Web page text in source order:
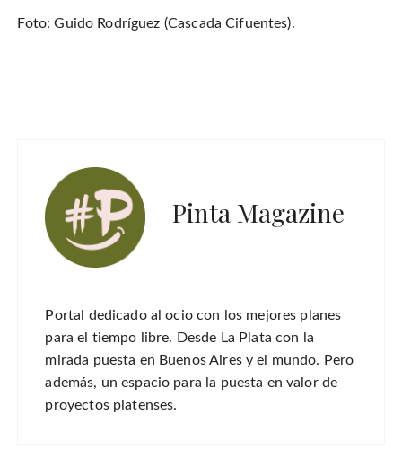
Foto: Guido Rodríguez (Cascada Cifuentes).
Pinta Magazine
Portal dedicado al ocio con los mejores planes
para el tiempo libre. Desde La Plata con la
mirada puesta en Buenos Aires y el mundo. Pero
además, un espacio para la puesta en valor de
proyectos platenses.